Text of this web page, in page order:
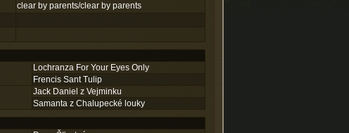
clear by parents/clear by parents
Lochranza For Your Eyes Only
Frencis Sant Tulip
Jack Daniel z Vejminku
Samanta z Chalupecké louky